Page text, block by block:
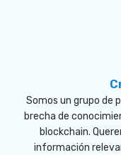
Somos un grupo de
brecha de
blockchain.
información